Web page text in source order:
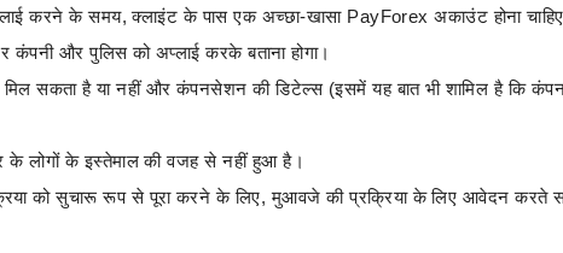
करने के समय, क्लाइंट के पास एक अच्छा-खासा PayForex अकाउंट होना
और पुलिस को अप्लाई करके बताना होगा।
सकता है या नहीं और कंपनसेशन की डिटेल्स (इसमें यह बात भी शामिल है कि
के लोगों के इस्तेमाल की वजह से नहीं हुआ है।
को सुचारू रूप से पूरा करने के लिए, मुआवजे की प्रक्रिया के लिए आवेदन करते समय